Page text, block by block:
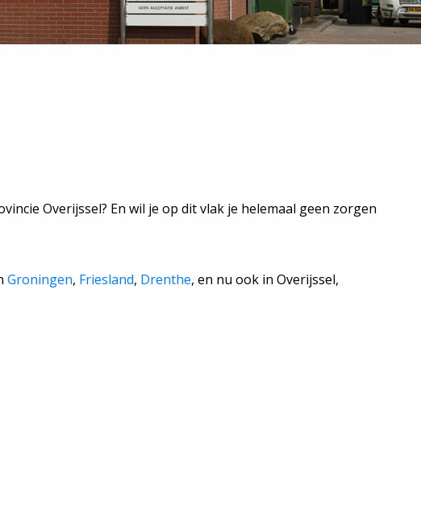
Overijssel? En wil je op dit vlak je helemaal geen zorgen
Groningen, Friesland, Drenthe, en nu ook in Overijssel,